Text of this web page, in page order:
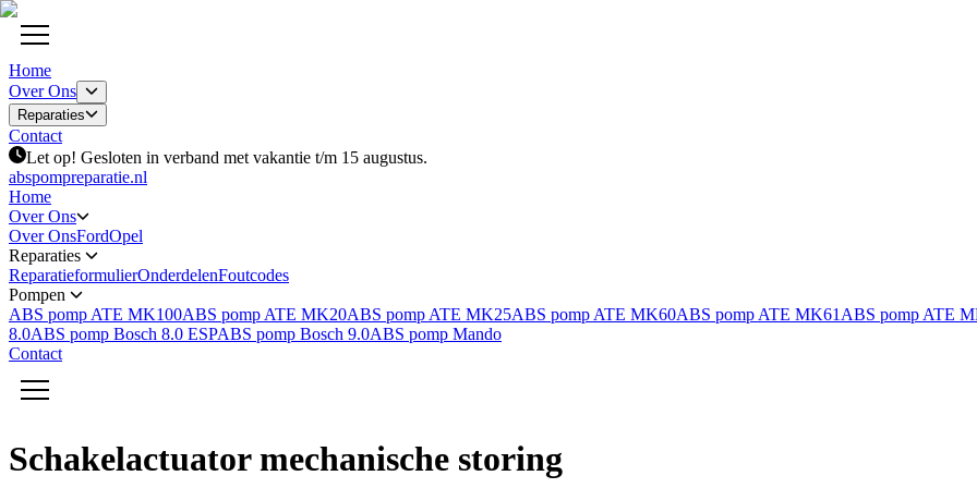
Home
Over Ons
Reparaties
Contact
Let op! Gesloten in verband met vakantie t/m 15 augustus.
abspompreparatie.nl
Home
Over Ons
Over OnsFordOpel
Reparaties
ReparatieformulierOnderdelenFoutcodes
Pompen
ABS pomp ATE MK100ABS pomp ATE MK20ABS pomp ATE MK25ABS pomp ATE MK60ABS pomp ATE MK61 ABS pomp ATE
8.0ABS pomp Bosch 8.0 ESPABS pomp Bosch 9.0ABS pomp Mando
Contact
Schakelactuator mechanische storing